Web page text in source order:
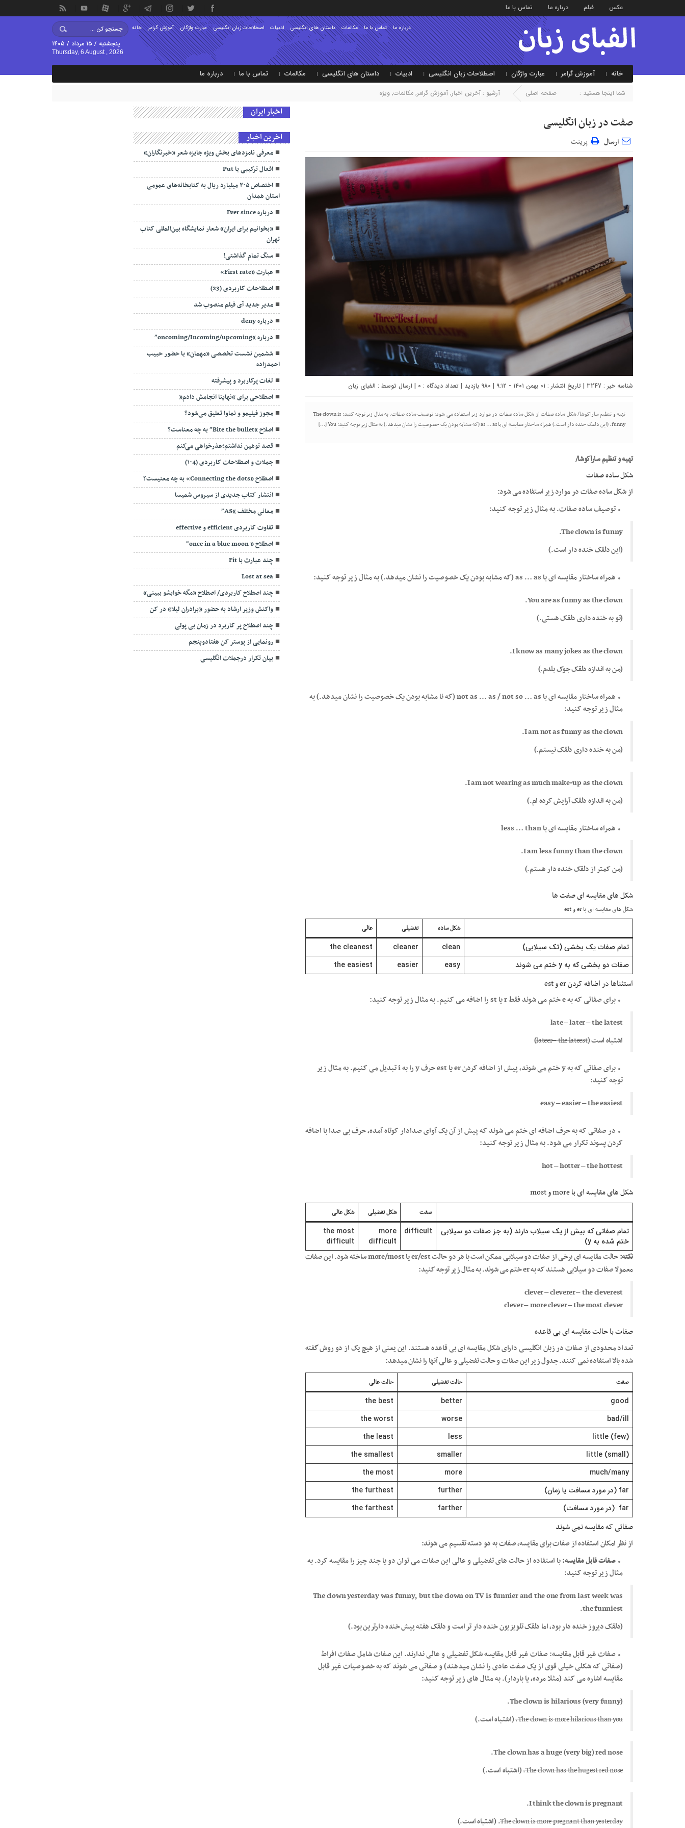
عکس فیلم درباره ما تماس با ما
خانه آموزش گرامر عبارت واژگان اصطلاحات زبان انگلیسی ادبیات داستان های انگلیسی مکالمات تماس با ما درباره ما
پنجشنبه / ۱۵ مرداد / ۱۴۰۵
Thursday, 6 August , 2026
خانه آموزش گرامر عبارت واژگان اصطلاحات زبان انگلیسی ادبیات داستان های انگلیسی مکالمات تماس با ما درباره ما
شما اینجا هستید : صفحه اصلی آرشیو : آخرین اخبار, آموزش گرامر, مکالمات, ویژه
صفت در زبان انگلیسی
ارسال پرینت
شناسه خبر : 3247 | تاریخ انتشار : ۰۱ بهمن ۱۴۰۱ - ۹:۱۲ | 980 بازدید | تعداد دیدگاه : 0 | ارسال توسط : الفبای زبان
تهیه و تنظیم‌ ساراکوشا/ شکل ساده صفات از شکل ساده صفات در موارد زیر استفاده می شود: توصیف ساده صفات. به مثال زیر توجه کنید: The clown is
funny. (این دلقک خنده دار است.) همراه ساختار مقایسه ای با as … as (که مشابه بودن یک خصوصیت را نشان میدهد.) به مثال زیر توجه کنید: You […]
تهیه و تنظیم‌ ساراکوشا/
شکل ساده صفات
از شکل ساده صفات در موارد زیر استفاده می شود:
توصیف ساده صفات. به مثال زیر توجه کنید:
The clown is funny.
(این دلقک خنده دار است.)
همراه ساختار مقایسه ای با as … as (که مشابه بودن یک خصوصیت را نشان میدهد.) به مثال زیر توجه کنید:
You are as funny as the clown.
(تو به خنده داری دلقک هستی.)
I know as many jokes as the clown.
(من به اندازه دلقک جوک بلدم.)
همراه ساختار مقایسه ای با not as … as / not so … as (که نا مشابه بودن یک خصوصیت را نشان میدهد.) به
مثال زیر توجه کنید:
I am not as funny as the clown.
(من به خنده داری دلقک نیستم.)
I am not wearing as much make-up as the clown.
(من به اندازه دلقک آرایش کرده ام.)
همراه ساختار مقایسه ای با less … than
I am less funny than the clown.
(من کمتر از دلقک خنده دار هستم.)
شکل های مقایسه ای صفت ها
شکل های مقایسه ای با er و est
شکل ساده
تفضیلی عالی
تمام صفات یک بخشی (تک سیلابی) clean
cleaner
the cleanest
صفات دو بخشی که به y ختم می شوند
easy
easier
the easiest
استثناها در اضافه کردن er و est
برای صفاتی که به e ختم می شوند فقط r یا st را اضافه می کنیم. به مثال زیر توجه کنید:
late – later – the latest
اشتباه است (lateer– the lateest
)
برای صفاتی که به y ختم می شوند، پیش از اضافه کردن er یا est حرف y را به i تبدیل می کنیم. به مثال زیر
توجه کنید:
easy – easier – the easiest
در صفاتی که به حرف اضافه ای ختم می شوند که پیش از آن یک آوای صدادار کوتاه آمده، حرف بی صدا با اضافه
کردن پسوند تکرار می شود. به مثال زیر توجه کنید:
hot – hotter – the hottest
شکل های مقایسه ای با more و most
صفت شکل تفضیلی شکل عالی
تمام صفاتی که بیش از یک سیلاب دارند (به جز صفات دو سیلابی
ختم شده به y)
difficult
more
difficult
the most
difficult
نکته:
حالت مقایسه ای برخی از صفات دو سیلابی ممکن است با هر دو حالت er/est یا more/most ساخته شود. این صفات
معمولا صفات دو سیلابی هستند که به er ختم می شوند. به مثال زیر توجه کنید:
clever – cleverer – the cleverest
clever – more clever – the most clever
صفات با حالت مقایسه ای بی قاعده
تعداد محدودی از صفات در زبان انگلیسی دارای شکل مقایسه ای بی قاعده هستند. این یعنی از هیچ یک از دو روش گفته
شده بالا استفاده نمی کنند. جدول زیر این صفات و حالت تفضیلی و عالی آنها را نشان میدهد:
صفت حالت تفضیلی حالت عالی
good
better
the best
bad/ill
worse
the worst
little (few)
less
the least
little (small)
smaller
the smallest
much/many
more
the most
far (در مورد مسافت یا زمان)
further
the furthest
far (در مورد مسافت)
farther
the farthest
صفاتی که مقایسه نمی شوند
از نظر امکان استفاده از صفات برای مقایسه، صفات به دو دسته تقسیم می شوند:
صفات قابل مقایسه:با استفاده از حالت های تفضیلی و عالی این صفات می توان دو یا چند چیز را مقایسه کرد. به
مثال زیر توجه کنید:
The clown yesterday was funny, but the clown on TV is funnier and the one from last week was
the funniest.
(دلقک دیروز خنده دار بود، اما دلقک تلویزیون خنده دار تر است و دلقک هفته پیش خنده دارترین بود.)
صفات غیر قابل مقایسه: صفات غیر قابل مقایسه شکل تفضیلی و عالی ندارند. این صفات شامل صفات افراط
(صفاتی که شکلی خیلی قوی از یک صفت عادی را نشان میدهند) و صفاتی می شوند که به خصوصیات غیر قابل
مقایسه اشاره می کند (مثلا مرده، یا باردار). به مثال های زیر توجه کنید:
The clown is hilarious (very funny).
The clown is more hilarious than you.(اشتباه است.)
The clown has a huge (very big) red nose.
The clown has the hugest red nose.(اشتباه است.)
I think the clown is pregnant.
The clown is more pregnant than yesterday. (اشتباه است.)
اخبار ایران
اخرین اخبار
معرفی نامزدهای بخش ویژه جایزه شعر «خبرنگاران»
افعال ترکیبی با Put
اختصاص ۲۰۵ میلیارد ریال به کتابخانه‌های عمومی
استان همدان
درباره Ever since
«بخوانیم برای ایران» شعار نمایشگاه بین‌المللی کتاب
تهران
سنگ تمام گذاشتی!
عبارت «First rate»
اصطلاحات کاربردی (23)
مدیر جدید آی فیلم منصوب شد
درباره deny
درباره “oncoming/Incoming/upcoming”
ششمین نشست تخصصی «مهمان» با حضور حبیب
احمدزاده
لغات پرکاربرد و پیشرفته
اصطلاحی برای “نهایتا انجامش دادم”
مجوز فیلیمو و نماوا تعلیق می‌شود؟‌
اصلاح “Bite the bullet” به چه معناست؟
قصد توهین نداشتم؛عذرخواهی می‌کنم
جملات و اصطلاحات کاربردی (۱۰4)
اصطلاح «Connecting the dots» به چه معنیست؟
انتشار کتاب جدیدی از سیروس شمیسا
معانی مختلف “AS”
تفاوت کاربردی efficient و effective
اصطلاح ” once in a blue moon”
چند عبارت با Fit
Lost at sea
چند اصطلاح کاربردی/ اصطلاح «مگه خوابشو ببینی»
واکنش وزیر ارشاد به حضور «برادران لیلا» در کن
چند اصطلاح پر کاربرد در زمان بی پولی
رونمایی از پوستر کن هفتادوپنجم
بیان تکرار درجملات انگلیسی